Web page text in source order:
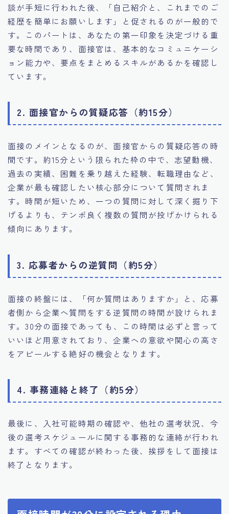
談が手短に行われた後、「自己紹介と、これまでのご
経歴を簡単にお願いします」と促されるのが一般的で
す。このパートは、あなたの第一印象を決定づける重
要な時間であり、面接官は、基本的なコミュニケーシ
ョン能力や、要点をまとめるスキルがあるかを確認し
ています。
2. 面接官からの質疑応答（約15分）
面接のメインとなるのが、面接官からの質疑応答の時
間です。約15分という限られた枠の中で、志望動機、
過去の実績、困難を乗り越えた経験、転職理由など、
企業が最も確認したい核心部分について質問されま
す。時間が短いため、一つの質問に対して深く掘り下
げるよりも、テンポ良く複数の質問が投げかけられる
傾向にあります。
3. 応募者からの逆質問（約5分）
面接の終盤には、「何か質問はありますか」と、応募
者側から企業へ質問をする逆質問の時間が設けられま
す。30分の面接であっても、この時間は必ずと言って
いいほど用意されており、企業への意欲や関心の高さ
をアピールする絶好の機会となります。
4. 事務連絡と終了（約5分）
最後に、入社可能時期の確認や、他社の選考状況、今
後の選考スケジュールに関する事務的な連絡が行われ
ます。すべての確認が終わった後、挨拶をして面接は
終了となります。